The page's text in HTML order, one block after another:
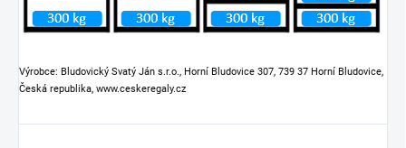
Výrobce: Bludovický Svatý Ján s.r.o., Horní Bludovice 307, 739 37 Horní Bludovice,
Česká republika, www.ceskeregaly.cz